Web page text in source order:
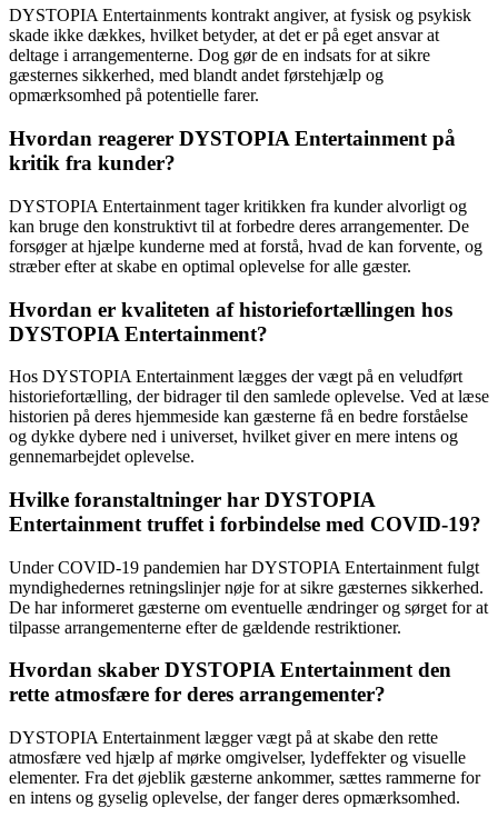
DYSTOPIA Entertainments kontrakt angiver, at fysisk og psykisk
skade ikke dækkes, hvilket betyder, at det er på eget ansvar at
deltage i arrangementerne. Dog gør de en indsats for at sikre
gæsternes sikkerhed, med blandt andet førstehjælp og
opmærksomhed på potentielle farer.
Hvordan reagerer DYSTOPIA Entertainment på
kritik fra kunder?
DYSTOPIA Entertainment tager kritikken fra kunder alvorligt og
kan bruge den konstruktivt til at forbedre deres arrangementer. De
forsøger at hjælpe kunderne med at forstå, hvad de kan forvente, og
stræber efter at skabe en optimal oplevelse for alle gæster.
Hvordan er kvaliteten af historiefortællingen hos
DYSTOPIA Entertainment?
Hos DYSTOPIA Entertainment lægges der vægt på en veludført
historiefortælling, der bidrager til den samlede oplevelse. Ved at læse
historien på deres hjemmeside kan gæsterne få en bedre forståelse
og dykke dybere ned i universet, hvilket giver en mere intens og
gennemarbejdet oplevelse.
Hvilke foranstaltninger har DYSTOPIA
Entertainment truffet i forbindelse med COVID-19?
Under COVID-19 pandemien har DYSTOPIA Entertainment fulgt
myndighedernes retningslinjer nøje for at sikre gæsternes sikkerhed.
De har informeret gæsterne om eventuelle ændringer og sørget for at
tilpasse arrangementerne efter de gældende restriktioner.
Hvordan skaber DYSTOPIA Entertainment den
rette atmosfære for deres arrangementer?
DYSTOPIA Entertainment lægger vægt på at skabe den rette
atmosfære ved hjælp af mørke omgivelser, lydeffekter og visuelle
elementer. Fra det øjeblik gæsterne ankommer, sættes rammerne for
en intens og gyselig oplevelse, der fanger deres opmærksomhed.